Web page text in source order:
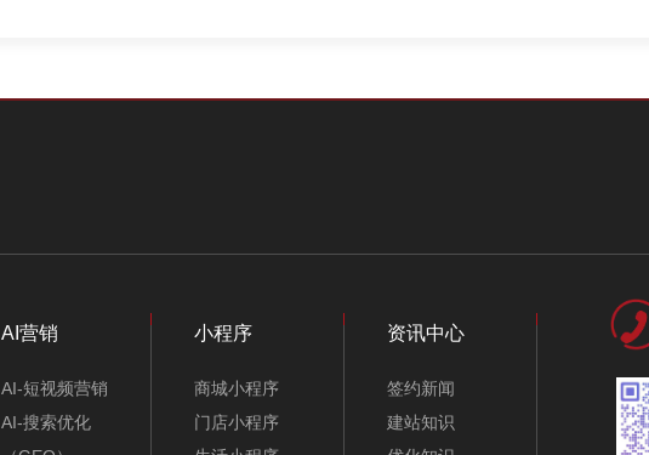
AI营销
AI-短视频营销
AI-搜索优化
小程序
商城小程序
门店小程序
资讯中心
签约新闻
建站知识